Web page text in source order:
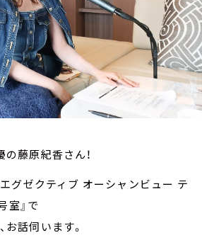
藤原紀香さん！
グゼクティブ オーシャンビュー テ
室』で
お話伺います。